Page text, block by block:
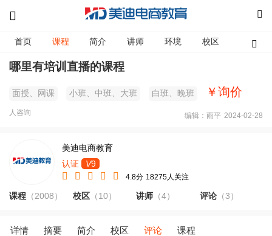
首页 课程 简介 讲师 环境 校区 资讯
哪里有培训直播的课程
面授、网课 小班、中班、大班 白班、晚班 ￥询价
人咨询 2024-02-28
编辑：雨平
美迪电商教育
认证
V9
4.8分 18275人关注
课程 （2008） 校区（10） 讲师 （4） 评论（3）
详情 摘要 简介 校区 评论 课程